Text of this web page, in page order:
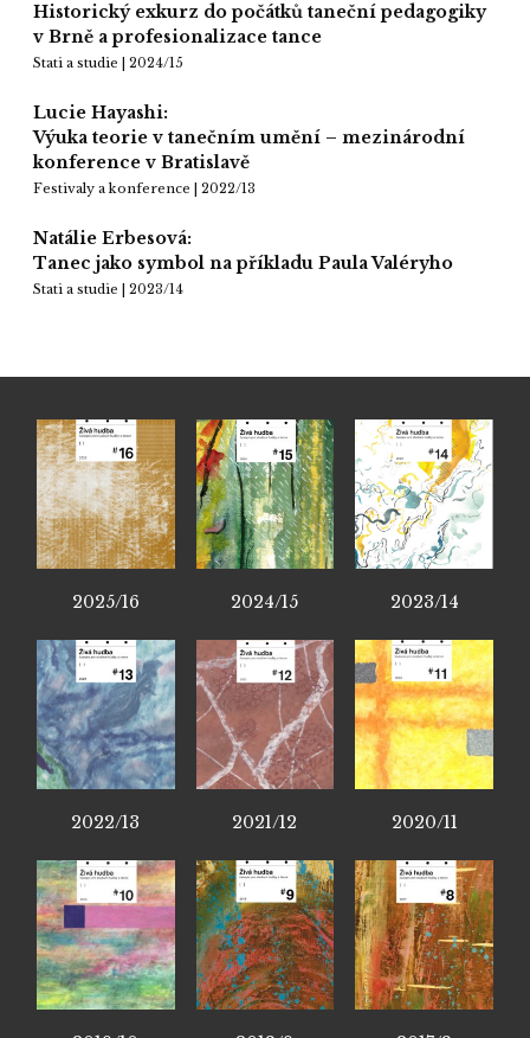
Historický exkurz do počátků taneční pedagogiky
v Brně a profesionalizace tance
Stati a studie | 2024/15
Lucie Hayashi:
Výuka teorie v tanečním umění – mezinárodní
konference v Bratislavě
Festivaly a konference | 2022/13
Natálie Erbesová:
Tanec jako symbol na příkladu Paula Valéryho
Stati a studie | 2023/14
2025/16 2024/15 2023/14
2022/13 2021/12 2020/11